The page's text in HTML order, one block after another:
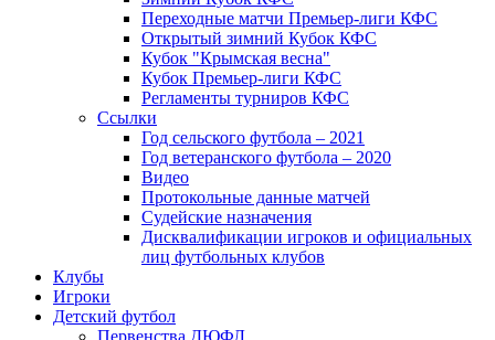
Переходные матчи Премьер-лиги КФС
Открытый зимний Кубок КФС
Кубок "Крымская весна"
Кубок Премьер-лиги КФС
Регламенты турниров КФС
Ссылки
Год сельского футбола – 2021
Год ветеранского футбола – 2020
Видео
Протокольные данные матчей
Судейские назначения
Дисквалификации игроков и официальных
лиц футбольных клубов
Клубы
Игроки
Детский футбол
Первенства ДЮФЛ